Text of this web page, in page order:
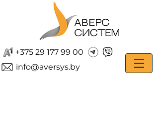
+375 29 177 99 00
info@aversys.by